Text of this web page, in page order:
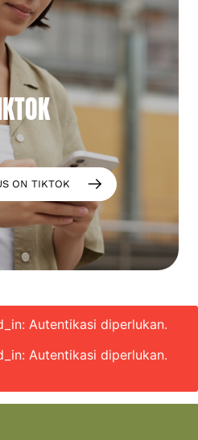
ON TIKTOK
Autentikasi diperlukan.
Autentikasi diperlukan.